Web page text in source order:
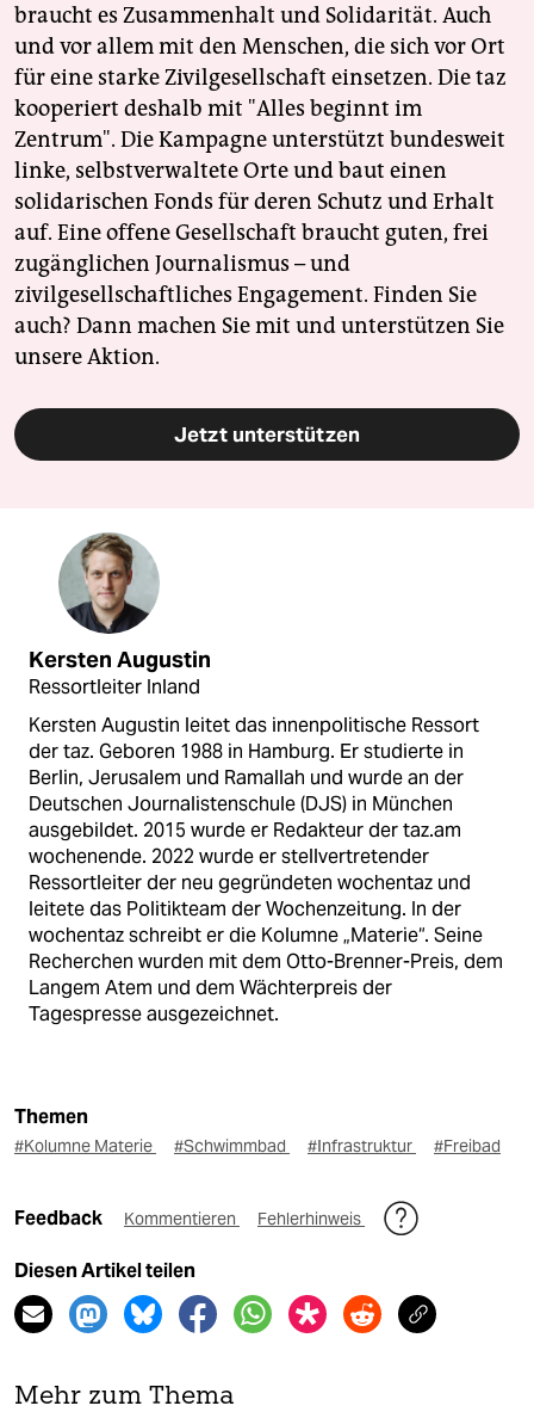
braucht es Zusammenhalt und Solidarität. Auch
und vor allem mit den Menschen, die sich vor Ort
für eine starke Zivilgesellschaft einsetzen. Die taz
kooperiert deshalb mit "Alles beginnt im
Zentrum". Die Kampagne unterstützt bundesweit
linke, selbstverwaltete Orte und baut einen
solidarischen Fonds für deren Schutz und Erhalt
auf. Eine offene Gesellschaft braucht guten, frei
zugänglichen Journalismus – und
zivilgesellschaftliches Engagement. Finden Sie
auch? Dann machen Sie mit und unterstützen Sie
unsere Aktion.
Jetzt unterstützen
Kersten Augustin
Ressortleiter Inland
Kersten Augustin leitet das innenpolitische Ressort
der taz. Geboren 1988 in Hamburg. Er studierte in
Berlin, Jerusalem und Ramallah und wurde an der
Deutschen Journalistenschule (DJS) in München
ausgebildet. 2015 wurde er Redakteur der taz.am
wochenende. 2022 wurde er stellvertretender
Ressortleiter der neu gegründeten wochentaz und
leitete das Politikteam der Wochenzeitung. In der
wochentaz schreibt er die Kolumne „Materie“. Seine
Recherchen wurden mit dem Otto-Brenner-Preis, dem
Langem Atem und dem Wächterpreis der
Tagespresse ausgezeichnet.
Themen
#Kolumne Materie #Schwimmbad #Infrastruktur #Freibad
Feedback Kommentieren Fehlerhinweis
Diesen Artikel teilen
Mehr zum Thema